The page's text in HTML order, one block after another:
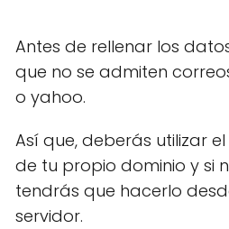
Antes de rellenar los
que no se admiten
o yahoo.
Así que, deberás utilizar
de tu propio dominio y si
tendrás que hacerlo
servidor.